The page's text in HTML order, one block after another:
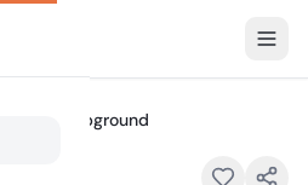
Campground